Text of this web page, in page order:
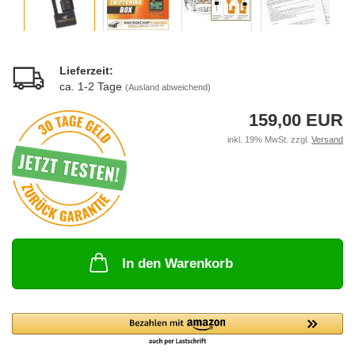
Lieferzeit:
ca. 1-2 Tage (Ausland abweichend)
159,00 EUR
inkl. 19% MwSt. zzgl. Versand
In den Warenkorb